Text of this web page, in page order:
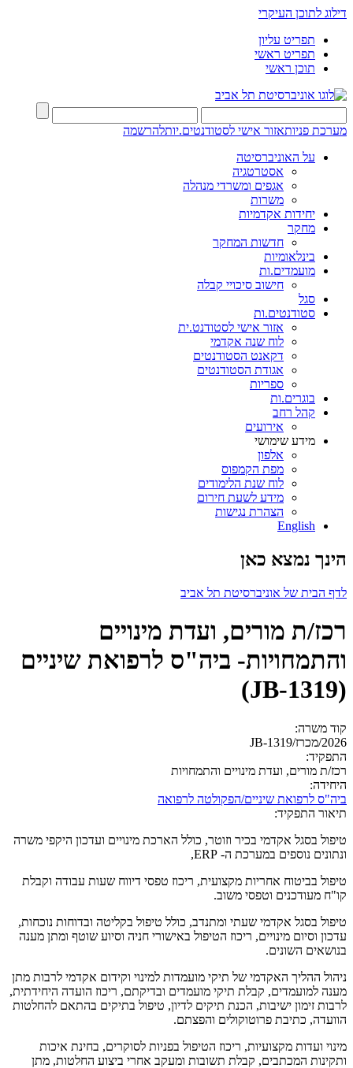
דילוג לתוכן העיקרי
תפריט עליון
תפריט ראשי
תוכן ראשי
מערכת פניותאזור אישי לסטודנטים.יותלהרשמה
על האוניברסיטה
אסטרטגיה
אגפים ומשרדי מנהלה
משרות
יחידות אקדמיות
מחקר
חדשות המחקר
בינלאומיות
מועמדים.ות
חישוב סיכויי קבלה
סגל
סטודנטים.ות
אזור אישי לסטודנט.ית
לוח שנה אקדמי
דקאנט הסטודנטים
אגודת הסטודנטים
ספריות
בוגרים.ות
קהל רחב
אירועים
מידע שימושי
אלפון
מפת הקמפוס
לוח שנת הלימודים
מידע לשעת חירום
הצהרת נגישות
English
הינך נמצא כאן
לדף הבית של אוניברסיטת תל אביב
רכז/ת מורים, ועדת מינויים
והתמחויות- ביה"ס לרפואת שיניים
(JB-1319)
קוד משרה:
2026/מכרז/JB-1319
התפקיד:
רכז/ת מורים, ועדת מינויים והתמחויות
היחידה:
ביה"ס לרפואת שיניים/הפקולטה לרפואה
תיאור התפקיד:
טיפול בסגל אקדמי בכיר וזוטר, כולל הארכת מינויים ועדכון היקפי משרה
ונתונים נוספים במערכת ה- ERP,
טיפול בביטוח אחריות מקצועית, ריכוז טפסי דיווח שעות עבודה וקבלת
קו"ח מעודכנים וטפסי משוב.
טיפול בסגל אקדמי שעתי ומתנדב, כולל טיפול בקליטה ובדוחות נוכחות,
עדכון וסיום מינויים, ריכוז הטיפול באישורי חניה וסיוע שוטף ומתן מענה
בנושאים השונים.
ניהול ההליך האקדמי של תיקי מועמדות למינוי וקידום אקדמי לרבות מתן
מענה למועמדים, קבלת תיקי מועמדים ובדיקתם, ריכוז הועדה היחידתית,
לרבות זימון ישיבות, הכנת תיקים לדיון, טיפול בתיקים בהתאם להחלטות
הוועדה, כתיבת פרוטוקולים והפצתם.
מינוי ועדות מקצועיות, ריכוז הטיפול בפניות לסוקרים, בחינת איכות
ותקינות המכתבים, קבלת תשובות ומעקב אחרי ביצוע החלטות, מתן